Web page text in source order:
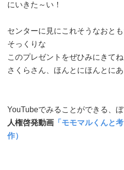
にいきた～い！
センターに見にこれそうなおと
そっくりな
このプレゼントをぜひみにきて
さくらさん、ほんとにほんとに
YouTubeでみることができる、
人権啓発動画 「モモマルくんと
作）